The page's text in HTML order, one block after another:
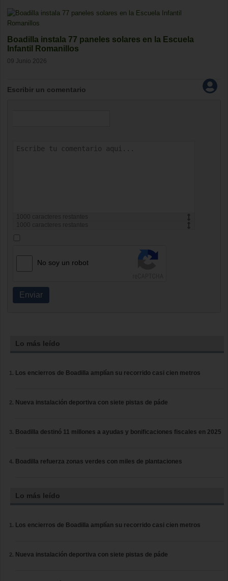
Boadilla instala 77 paneles solares en la Escuela
Infantil Romanillos
09 Junio 2026
Escribir un comentario
caracteres restantes
caracteres restantes
No soy un robot
Enviar
Lo más leído
Los encierros de Boadilla amplían su recorrido casi cien metros
Nueva instalación deportiva con siete pistas de páde
Boadilla destinó 11 millones a ayudas y bonificaciones fiscales en 2025
Boadilla refuerza zonas verdes con miles de plantaciones
Lo más leído
Los encierros de Boadilla amplían su recorrido casi cien metros
Nueva instalación deportiva con siete pistas de páde